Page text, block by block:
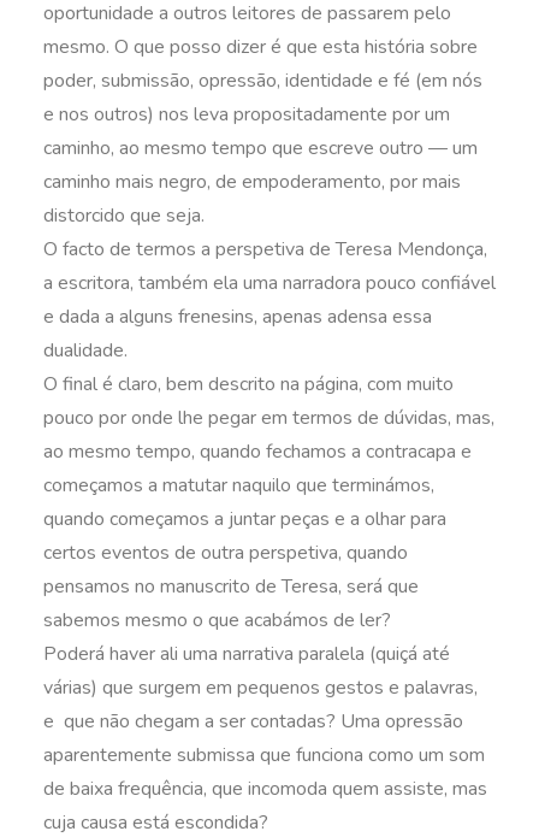
oportunidade a outros leitores de passarem pelo
mesmo. O que posso dizer é que esta história sobre
poder, submissão, opressão, identidade e fé (em nós
e nos outros) nos leva propositadamente por um
caminho, ao mesmo tempo que escreve outro — um
caminho mais negro, de empoderamento, por mais
distorcido que seja.
O facto de termos a perspetiva de Teresa Mendonça,
a escritora, também ela uma narradora pouco confiável
e dada a alguns frenesins, apenas adensa essa
dualidade.
O final é claro, bem descrito na página, com muito
pouco por onde lhe pegar em termos de dúvidas, mas,
ao mesmo tempo, quando fechamos a contracapa e
começamos a matutar naquilo que terminámos,
quando começamos a juntar peças e a olhar para
certos eventos de outra perspetiva, quando
pensamos no manuscrito de Teresa, será que
sabemos mesmo o que acabámos de ler?
Poderá haver ali uma narrativa paralela (quiçá até
várias) que surgem em pequenos gestos e palavras,
e que não chegam a ser contadas? Uma opressão
aparentemente submissa que funciona como um som
de baixa frequência, que incomoda quem assiste, mas
cuja causa está escondida?